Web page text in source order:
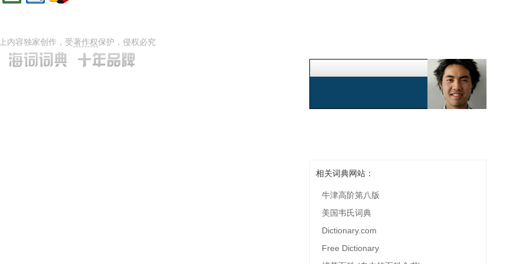
内容独家创作，受著作权保护，侵权必究
相关词典网站：
牛津高阶第八版
美国韦氏词典
Dictionary.com
Free Dictionary